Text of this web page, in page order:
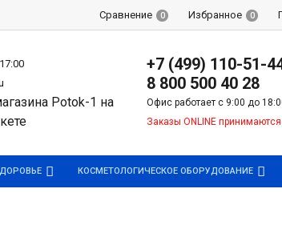
Сравнение 0 Избранное 0
+7 (499) 110-51-
8 800 500 40 28
Офис работает с 9:00 до
Заказы ONLINE
КОСМЕТОЛОГИЧЕСКОЕ ОБОРУДОВАНИЕ